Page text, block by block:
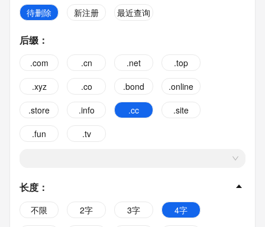
待删除 新注册 最近查询
后缀 ：
.com .cn .net
.top
.xyz
.co .bond
.online
.store
.info .cc
.site
.fun
.tv
长度 ：
不限 2字 3字
4字